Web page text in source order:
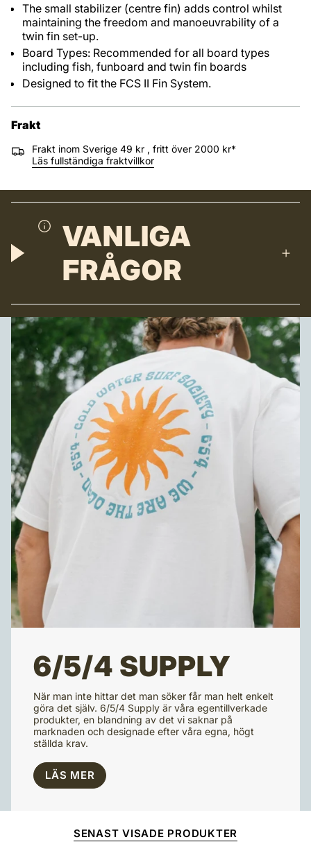
The small stabilizer (centre fin) adds control whilst
maintaining the freedom and manoeuvrability of a
twin fin set-up.
Board Types: Recommended for all board types
including fish, funboard and twin fin boards
Designed to fit the FCS II Fin System.
Frakt
Frakt inom Sverige 49 kr , fritt över 2000 kr*
Läs fullständiga fraktvillkor
VANLIGA
FRÅGOR
6/5/4 SUPPLY
När man inte hittar det man söker får man helt enkelt
göra det själv. 6/5/4 Supply är våra egentillverkade
produkter, en blandning av det vi saknar på
marknaden och designade efter våra egna, högt
ställda krav.
LÄS MER
SENAST VISADE PRODUKTER